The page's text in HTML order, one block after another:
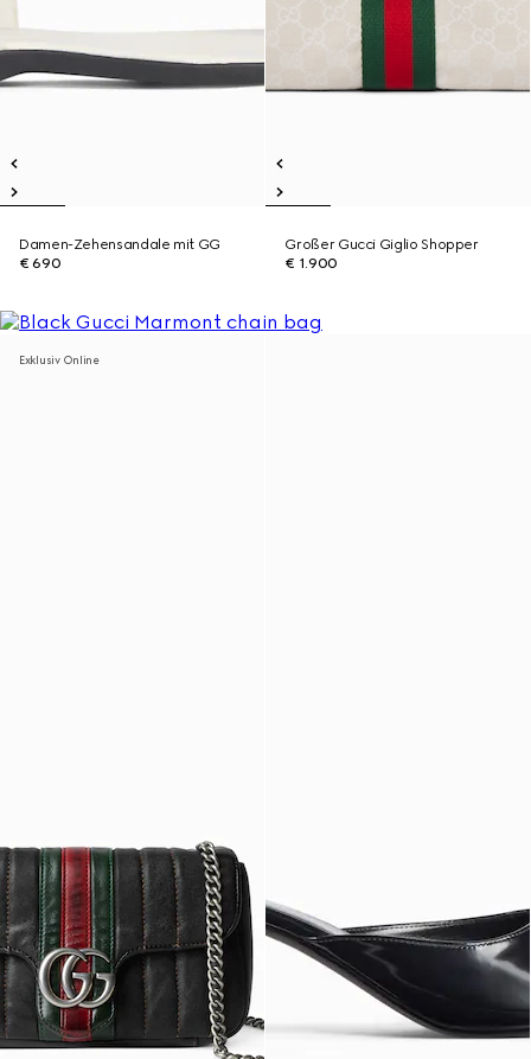
Damen-Zehensandale mit GG
€ 690
Großer Gucci Giglio Shopper
€ 1.900
Exklusiv Online